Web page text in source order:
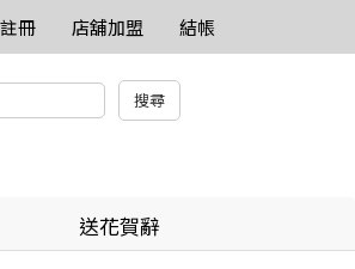
註冊 店舖加盟 結帳
送花賀辭